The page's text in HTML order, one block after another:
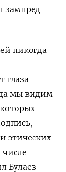
зампред
никогда
глаза
мы видим
этических
Булаев